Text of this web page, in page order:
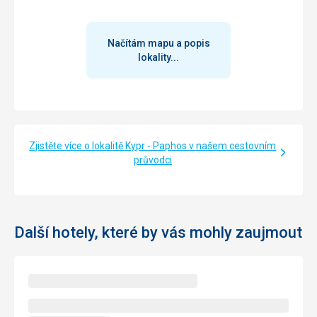
Načítám mapu a popis
lokality...
Zjistěte více o lokalitě Kypr - Paphos v našem cestovním
průvodci
Další hotely, které by vás mohly zaujmout